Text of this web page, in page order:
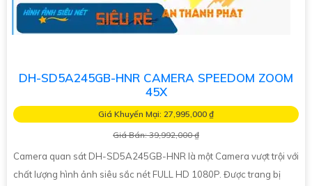
DH-SD5A245GB-HNR CAMERA SPEEDOM ZOOM
45X
Giá Khuyến Mại: 27,995,000 ₫
Giá Bán: 39,992,000 ₫
Camera quan sát DH-SD5A245GB-HNR là một Camera vượt trội với
chất lượng hình ảnh siêu sắc nét FULL HD 1080P. Được trang bị